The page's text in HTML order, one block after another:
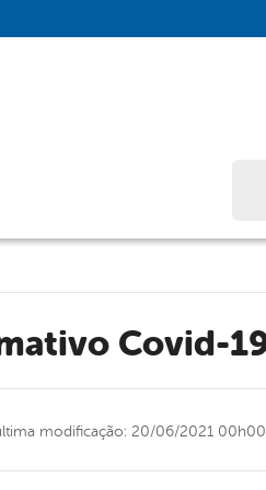
Covid-
modificação: 20/06/2021 00h00